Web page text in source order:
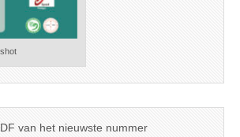
van het nieuwste nummer